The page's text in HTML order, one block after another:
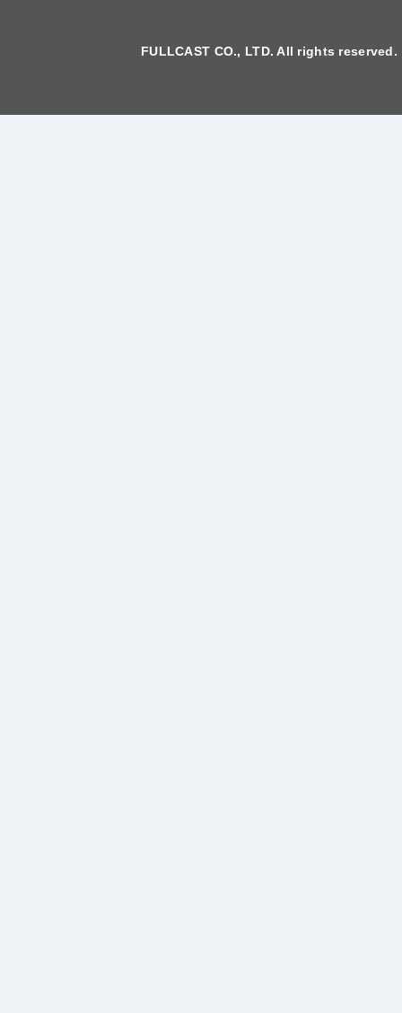
FULLCAST CO., LTD. All rights reserved.